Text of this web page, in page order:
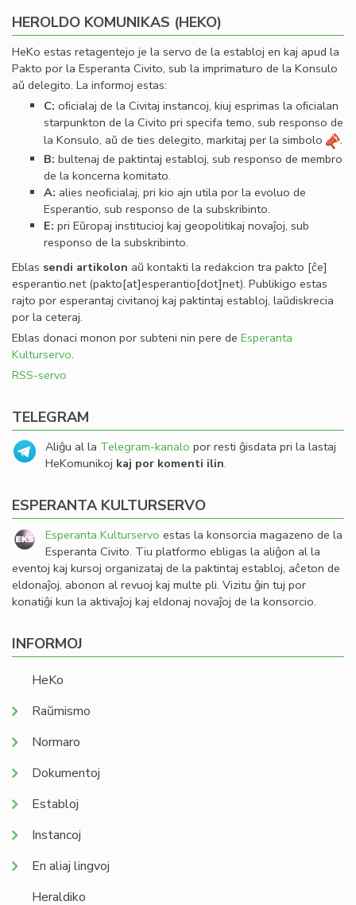
HEROLDO KOMUNIKAS (HEKO)
HeKo estas retagentejo je la servo de la establoj en kaj apud la
Pakto por la Esperanta Civito, sub la imprimaturo de la Konsulo
aŭ delegito. La informoj estas:
C: oﬁcialaj de la Civitaj instancoj, kiuj esprimas la oﬁcialan
starpunkton de la Civito pri specifa temo, sub responso de
la Konsulo, aŭ de ties delegito, markitaj per la simbolo
.
B: bultenaj de paktintaj establoj, sub responso de membro
de la koncerna komitato.
A: alies neoﬁcialaj, pri kio ajn utila por la evoluo de
Esperantio, sub responso de la subskribinto.
E: pri Eŭropaj institucioj kaj geopolitikaj novaĵoj, sub
responso de la subskribinto.
Eblas sendi artikolon aŭ kontakti la redakcion tra pakto [ĉe]
esperantio.net(pakto[at]esperantio[dot]net). Publikigo estas
rajto por esperantaj civitanoj kaj paktintaj establoj, laŭdiskrecia
por la ceteraj.
Eblas donaci monon por subteni nin pere de Esperanta
Kulturservo.
RSS-servo
TELEGRAM
Aliĝu al la Telegram-kanalo por resti ĝisdata pri la lastaj
HeKomunikoj kaj por komenti ilin.
ESPERANTA KULTURSERVO
Esperanta Kulturservo estas la konsorcia magazeno de la
Esperanta Civito. Tiu platformo ebligas la aliĝon al la
eventoj kaj kursoj organizataj de la paktintaj establoj, aĉeton de
eldonaĵoj, abonon al revuoj kaj multe pli. Vizitu ĝin tuj por
konatiĝi kun la aktivaĵoj kaj eldonaj novaĵoj de la konsorcio.
INFORMOJ
HeKo
Raŭmismo
Normaro
Dokumentoj
Establoj
Instancoj
En aliaj lingvoj
Heraldiko